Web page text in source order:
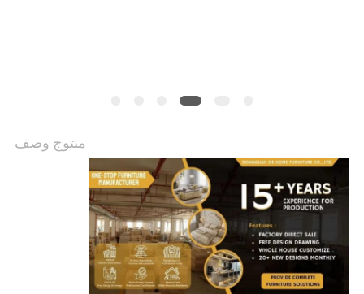
جميع
القضايا
طلب
اقتباس
منتوج وصف